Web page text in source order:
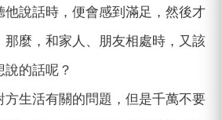
他說話時，便會感到滿足，然後才
那麼，和家人、朋友相處時，又該
的話呢？
方生活有關的問題，但是千萬不要